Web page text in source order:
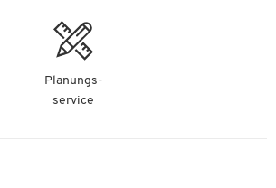
Planungs-
service